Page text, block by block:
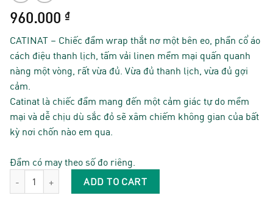
960.000 ₫
CATINAT – Chiếc đầm wrap thắt nơ một bên eo, phần cổ áo
cách điệu thanh lịch, tấm vải linen mềm mại quấn quanh
nàng một vòng, rất vừa đủ. Vừa đủ thanh lịch, vừa đủ gợi
cảm.
Catinat là chiếc đầm mang đến một cảm giác tự do mềm
mại và dễ chịu dù sắc đỏ sẽ xâm chiếm không gian của bất
kỳ nơi chốn nào em qua.
Đầm có may theo số đo riêng.
Catinat - Linen đỏ đô quantity
ADD TO CART